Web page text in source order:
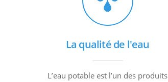
La qualité de l'eau
L’eau potable est l’un des produits